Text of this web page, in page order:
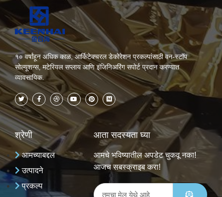
१० वर्षांहून अधिक काळ, आर्किटेक्चरल डेकोरेशन प्रकल्पांसाठी वन-स्टॉप
सोल्यूशन्स, मटेरियल सप्लाय आणि इंजिनिअरिंग सपोर्ट प्रदान करण्यात
व्यावसायिक.
श्रेणी
आमच्याबद्दल
उत्पादने
प्रकल्प
आता सदस्यता घ्या
आमचे भविष्यातील अपडेट चुकवू नका!
आजच सबस्क्राइब करा!